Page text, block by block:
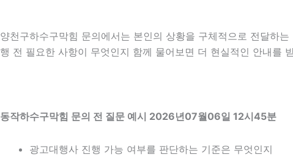
양천구하수구막힘 문의에서는 본인의 상황을 구체적으로 전달하
행 전 필요한 사항이 무엇인지 함께 물어보면 더 현실적인 안내를
동작하수구막힘 문의 전 질문 예시 2026년07월06일 12시45분
광고대행사 진행 가능 여부를 판단하는 기준은 무엇인지